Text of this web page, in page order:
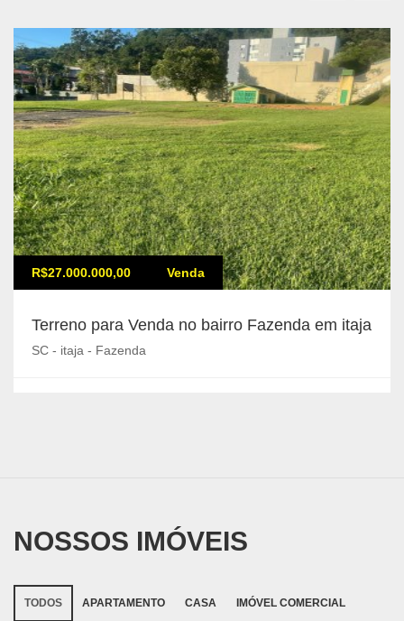
R$27.000.000,00 Venda
Terreno para Venda no bairro Fazenda em itaja
SC - itaja - Fazenda
NOSSOS IMÓVEIS
TODOS APARTAMENTO CASA IMÓVEL COMERCIAL